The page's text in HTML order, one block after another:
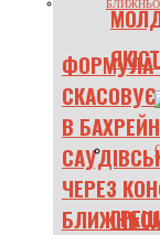
СКАСОВУЄ
В
ЧЕРЕЗ